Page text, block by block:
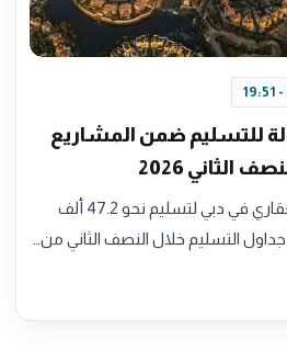
للتسليم ضمن المشاريع
الثاني 2026
تستعد شركات التطوير العقاري في دبي لتسليم نحو 47.2 ألف
التسليم خلال النصف الثاني من…